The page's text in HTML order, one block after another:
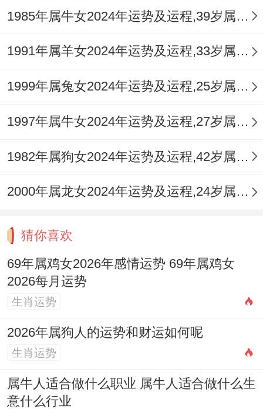
投机、思想上有共鸣的对象，但关系进展仍
以缓慢、自然为佳，避免过早投入整个热
这个阶段的是「试探」还有「观察」。透过
表面的互动，去感知对方的人品与价值观是
而不失分寸的交流，都可以让感情根基更加
稳固。
进入五月星象能量波动加剧。情感领域可能
迎来一个小小的考验期，外部压力可能增
大，例如家庭事务繁忙或工作遇到瓶颈，这
些压力容易传导至亲密关系中引发的情绪摩
擦，伴侣间可能因财务分配、责任承担等实
际问题产生争论，最考验人的时刻，往往是
这些日常的磨砺，要记得，争吵的目标应是
解决问题，而非击败对方。
1985年属牛女2024年运势及运程,39岁属牛人2024全年每月运势女性如何
1991年属羊女2024年运势及运程,33岁属羊人2024全年每月运势女性如何
1999年属兔女2024年运势及运程,25岁属兔人2024全年每月运势女性如何
1997年属牛女2024年运势及运程,27岁属牛人2024全年每月运势女性如何
1982年属狗女2024年运势及运程,42岁属狗人2024全年每月运势女性如何
2000年属龙女2024年运势及运程,24岁属龙人2024全年每月运势女性如何
猜你喜欢
69年属鸡女2026年感情运势 69年属鸡女
2026每月运势
生肖运势
2026年属狗人的运势和财运如何呢
生肖运势
属牛人适合做什么职业 属牛人适合做什么生
意什么行业